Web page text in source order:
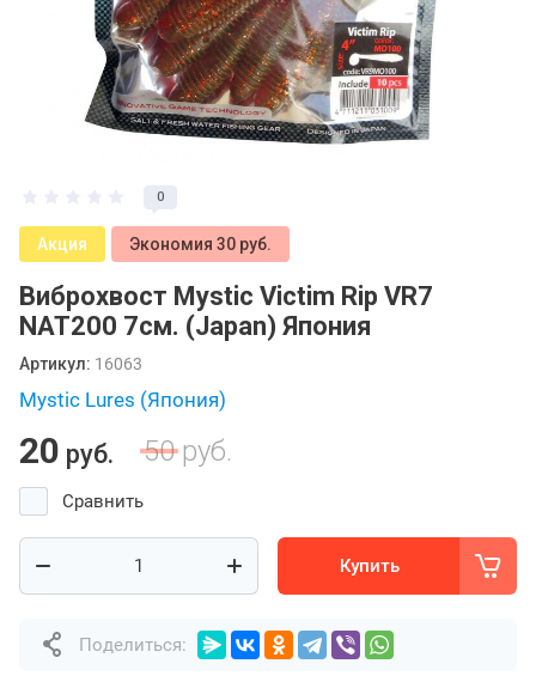
0
Акция Экономия 30 руб.
Виброхвост Mystic Victim Rip VR7
NAT200 7см. (Japan) Япония
Артикул: 16063
Mystic Lures (Япония)
50руб.
20 руб.
Сравнить
Купить
Поделиться: